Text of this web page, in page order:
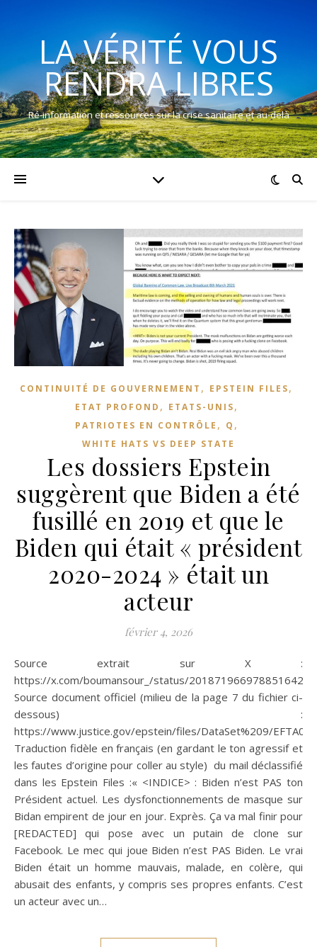
LA VÉRITÉ VOUS
RENDRA LIBRES
Ré-information et ressources sur la crise sanitaire et au-delà
CONTINUITÉ DE GOUVERNEMENT , EPSTEIN FILES,
ETAT PROFOND , ETATS-UNIS,
PATRIOTES EN CONTRÔLE , Q ,
WHITE HATS VS DEEP STATE
Les dossiers Epstein
suggèrent que Biden a été
fusillé en 2019 et que le
Biden qui était « président
2020-2024 » était un
acteur
février 4, 2026
Source extrait sur X :
https://x.com/boumansour_/status/2018719669788516422
Source document officiel (milieu de la page 7 du fichier ci-
dessous) :
https://www.justice.gov/epstein/files/DataSet%209/
Traduction fidèle en français (en gardant le ton agressif et
les fautes d’origine pour coller au style) du mail déclassifié
dans les Epstein Files :« <INDICE> : Biden n’est PAS ton
Président actuel. Les dysfonctionnements de masque sur
Bidan empirent de jour en jour. Exprès. Ça va mal finir pour
[REDACTED] qui pose avec un putain de clone sur
Facebook. Le mec qui joue Biden n’est PAS Biden. Le vrai
Biden était un homme mauvais, malade, en colère, qui
abusait des enfants, y compris ses propres enfants. C’est
un acteur avec un…